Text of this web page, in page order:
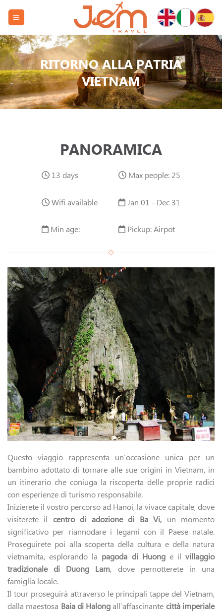
RITORNO ALLA PATRIA
VIETNAM
PANORAMICA
13 days Max people: 25
Wifi available Jan 01 - Dec 31
Min age: Pickup: Airpot
Questo viaggio rappresenta un’occasione unica per un
bambino adottato di tornare alle sue origini in Vietnam, in
un itinerario che coniuga la riscoperta delle proprie radici
con esperienze di turismo responsabile.
Inizierete il vostro percorso ad Hanoi, la vivace capitale, dove
visiterete il centro di adozione di Ba Vi, un momento
significativo per riannodare i legami con il Paese natale.
Proseguirete poi alla scoperta della cultura e della natura
vietnamita, esplorando la pagoda di Huonge il villaggio
tradizionale di Duong Lam, dove pernotterete in una
famiglia locale.
Il tour proseguirà attraverso le principali tappe del Vietnam,
dalla maestosa Baia di Halongall’affascinante città imperiale